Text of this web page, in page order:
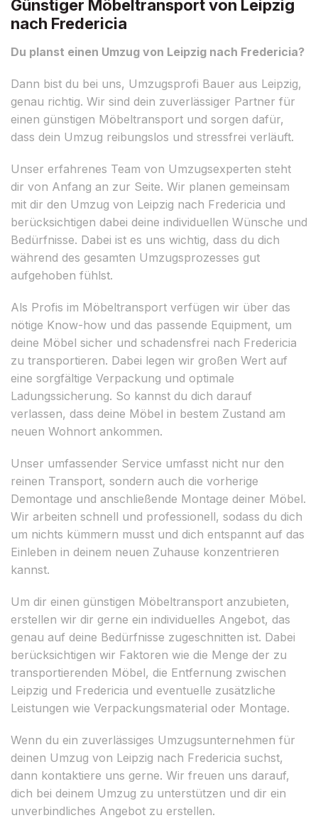
Günstiger Möbeltransport von Leipzig
nach Fredericia
Du planst einen Umzug von Leipzig nach Fredericia?
Dann bist du bei uns, Umzugsprofi Bauer aus Leipzig,
genau richtig. Wir sind dein zuverlässiger Partner für
einen günstigen Möbeltransport und sorgen dafür,
dass dein Umzug reibungslos und stressfrei verläuft.
Unser erfahrenes Team von Umzugsexperten steht
dir von Anfang an zur Seite. Wir planen gemeinsam
mit dir den Umzug von Leipzig nach Fredericia und
berücksichtigen dabei deine individuellen Wünsche und
Bedürfnisse. Dabei ist es uns wichtig, dass du dich
während des gesamten Umzugsprozesses gut
aufgehoben fühlst.
Als Profis im Möbeltransport verfügen wir über das
nötige Know-how und das passende Equipment, um
deine Möbel sicher und schadensfrei nach Fredericia
zu transportieren. Dabei legen wir großen Wert auf
eine sorgfältige Verpackung und optimale
Ladungssicherung. So kannst du dich darauf
verlassen, dass deine Möbel in bestem Zustand am
neuen Wohnort ankommen.
Unser umfassender Service umfasst nicht nur den
reinen Transport, sondern auch die vorherige
Demontage und anschließende Montage deiner Möbel.
Wir arbeiten schnell und professionell, sodass du dich
um nichts kümmern musst und dich entspannt auf das
Einleben in deinem neuen Zuhause konzentrieren
kannst.
Um dir einen günstigen Möbeltransport anzubieten,
erstellen wir dir gerne ein individuelles Angebot, das
genau auf deine Bedürfnisse zugeschnitten ist. Dabei
berücksichtigen wir Faktoren wie die Menge der zu
transportierenden Möbel, die Entfernung zwischen
Leipzig und Fredericia und eventuelle zusätzliche
Leistungen wie Verpackungsmaterial oder Montage.
Wenn du ein zuverlässiges Umzugsunternehmen für
deinen Umzug von Leipzig nach Fredericia suchst,
dann kontaktiere uns gerne. Wir freuen uns darauf,
dich bei deinem Umzug zu unterstützen und dir ein
unverbindliches Angebot zu erstellen.